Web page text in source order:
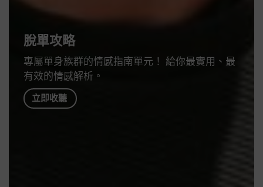
脫單攻略
專屬單身族群的情感指南單元！ 給你最實用、最
有效的情感解析。
立即收聽